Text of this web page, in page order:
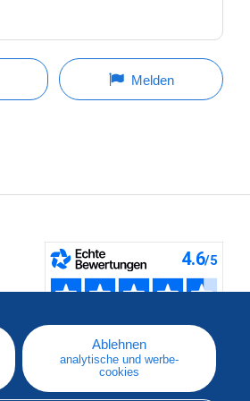
Melden
Ablehnen
analytische und werbe-
cookies